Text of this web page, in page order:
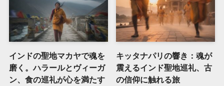
インドの聖地マカヤで魂を
磨く。ハラールとヴィーガ
ン、食の巡礼が心を満たす
キッタナパリの響き：魂が
震えるインド聖地巡礼、古
の信仰に触れる旅